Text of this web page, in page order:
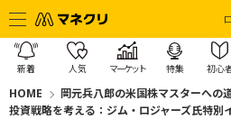
新着 人気 マーケット 特集 初心
HOME 岡元兵八郎の米国株マスターへの
投資戦略を考える：ジム・ロジャーズ氏特別